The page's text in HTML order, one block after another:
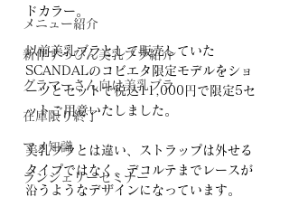
メニュー紹介
新作すっぴん美乳ブラ紹介
グラマーさん向け美乳ブラ
在庫限り終了
マメ知識
ランジェリーセミナー
ドカラー。
以前美乳ブラとして販売していた
SCANDALのコビエタ限定モデルをショ
ーツとセットで税込11,000円で限定5セ
ットご用意いたしました。
美乳ブラとは違い、ストラップは外せる
タイプではなく、デコルテまでレースが
沿うようなデザインになっています。